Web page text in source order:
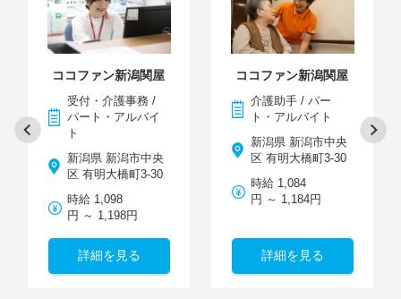
ココファン新潟関屋
受付・介護事務 /
パート・アルバイ
ト
新潟県 新潟市中央
区 有明大橋町3-30
時給 1,098
円 ～ 1,198円
詳細を見る
ココファン新潟関屋
介護助手 / パー
ト・アルバイト
新潟県 新潟市中央
区 有明大橋町3-30
時給 1,084
円 ～ 1,184円
詳細を見る